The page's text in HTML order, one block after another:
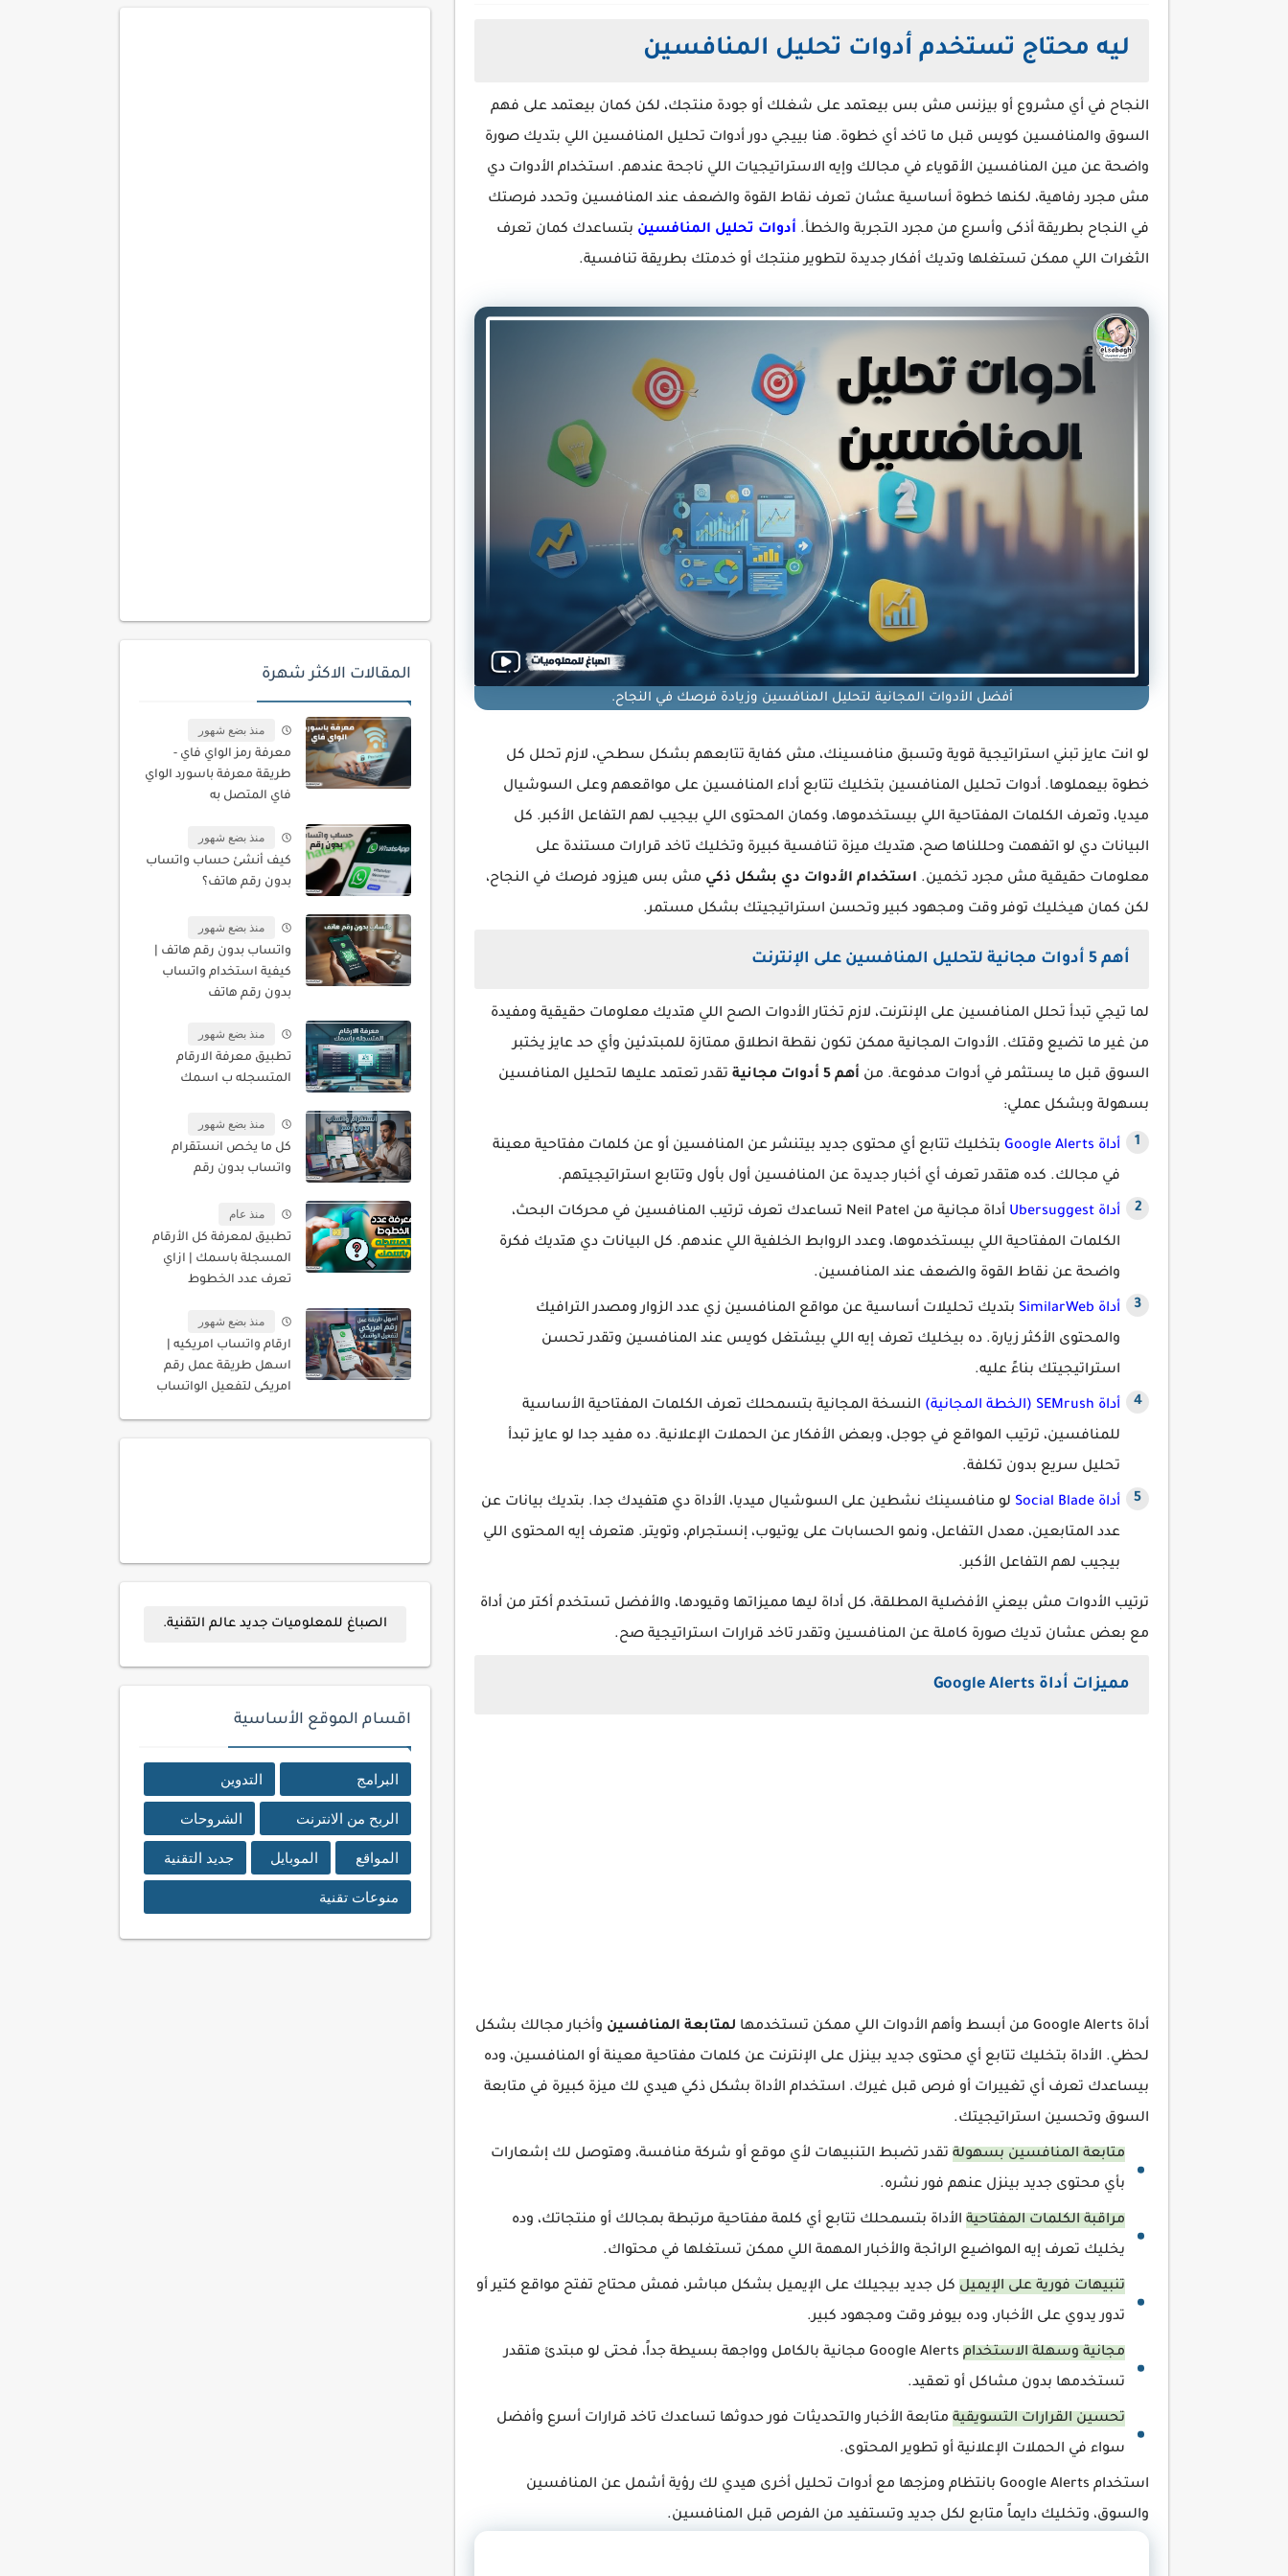
ليه محتاج تستخدم أدوات تحليل المنافسين
النجاح في أي مشروع أو بيزنس مش بس بيعتمد على شغلك أو جودة منتجك، لكن كمان بيعتمد على فهم
السوق والمنافسين كويس قبل ما تاخد أي خطوة. هنا بييجي دور أدوات تحليل المنافسين اللي بتديك صورة
واضحة عن مين المنافسين الأقوياء في مجالك وإيه الاستراتيجيات اللي ناجحة عندهم. استخدام الأدوات دي
مش مجرد رفاهية، لكنها خطوة أساسية عشان تعرف نقاط القوة والضعف عند المنافسين وتحدد فرصتك
في النجاح بطريقة أذكى وأسرع من مجرد التجربة والخطأ. أدوات تحليل المنافسين بتساعدك كمان تعرف
الثغرات اللي ممكن تستغلها وتديك أفكار جديدة لتطوير منتجك أو خدمتك بطريقة تنافسية.
أفضل الأدوات المجانية لتحليل المنافسين وزيادة فرصك في النجاح.
لو انت عايز تبني استراتيجية قوية وتسبق منافسينك، مش كفاية تتابعهم بشكل سطحي، لازم تحلل كل
خطوة بيعملوها. أدوات تحليل المنافسين بتخليك تتابع أداء المنافسين على مواقعهم وعلى السوشيال
ميديا، وتعرف الكلمات المفتاحية اللي بيستخدموها، وكمان المحتوى اللي بيجيب لهم التفاعل الأكبر. كل
البيانات دي لو اتفهمت وحللناها صح، هتديك ميزة تنافسية كبيرة وتخليك تاخد قرارات مستندة على
معلومات حقيقية مش مجرد تخمين. استخدام الأدوات دي بشكل ذكي مش بس هيزود فرصك في النجاح،
لكن كمان هيخليك توفر وقت ومجهود كبير وتحسن استراتيجيتك بشكل مستمر.
أهم 5 أدوات مجانية لتحليل المنافسين على الإنترنت
لما تيجي تبدأ تحلل المنافسين على الإنترنت، لازم تختار الأدوات الصح اللي هتديك معلومات حقيقية ومفيدة
من غير ما تضيع وقتك. الأدوات المجانية ممكن تكون نقطة انطلاق ممتازة للمبتدئين وأي حد عايز يختبر
السوق قبل ما يستثمر في أدوات مدفوعة. من أهم 5 أدوات مجانية
تقدر تعتمد عليها لتحليل المنافسين
بسهولة وبشكل عملي:
أداة Google Alerts
بتخليك تتابع أي محتوى جديد بيتنشر عن المنافسين أو عن كلمات مفتاحية معينة
في مجالك. كده هتقدر تعرف أي أخبار جديدة عن المنافسين أول بأول وتتابع استراتيجيتهم.
أداة Ubersuggest
أداة مجانية من Neil Patel تساعدك تعرف ترتيب المنافسين في محركات البحث،
الكلمات المفتاحية اللي بيستخدموها، وعدد الروابط الخلفية اللي عندهم. كل البيانات دي هتديك فكرة
واضحة عن نقاط القوة والضعف عند المنافسين.
أداة SimilarWeb
بتديك تحليلات أساسية عن مواقع المنافسين زي عدد الزوار ومصدر الترافيك
والمحتوى الأكثر زيارة. ده بيخليك تعرف إيه اللي بيشتغل كويس عند المنافسين وتقدر تحسن
استراتيجيتك بناءً عليه.
أداة SEMrush (الخطة المجانية)
النسخة المجانية بتسمحلك تعرف الكلمات المفتاحية الأساسية
للمنافسين، ترتيب المواقع في جوجل، وبعض الأفكار عن الحملات الإعلانية. ده مفيد جدا لو عايز تبدأ
تحليل سريع بدون تكلفة.
أداة Social Blade
لو منافسينك نشطين على السوشيال ميديا، الأداة دي هتفيدك جدا. بتديك بيانات عن
عدد المتابعين، معدل التفاعل، ونمو الحسابات على يوتيوب، إنستجرام، وتويتر. هتعرف إيه المحتوى اللي
بيجيب لهم التفاعل الأكبر.
ترتيب الأدوات مش بيعني الأفضلية المطلقة، كل أداة ليها مميزاتها وقيودها، والأفضل تستخدم أكتر من أداة
مع بعض عشان تديك صورة كاملة عن المنافسين وتقدر تاخد قرارات استراتيجية صح.
مميزات أداة Google Alerts
أداة Google Alerts من أبسط وأهم الأدوات اللي ممكن تستخدمها لمتابعة المنافسين وأخبار مجالك بشكل
لحظي. الأداة بتخليك تتابع أي محتوى جديد بينزل على الإنترنت عن كلمات مفتاحية معينة أو المنافسين، وده
بيساعدك تعرف أي تغييرات أو فرص قبل غيرك. استخدام الأداة بشكل ذكي هيدي لك ميزة كبيرة في متابعة
السوق وتحسين استراتيجيتك.
متابعة المنافسين بسهولة تقدر تضبط التنبيهات لأي موقع أو شركة منافسة، وهتوصل لك إشعارات
بأي محتوى جديد بينزل عنهم فور نشره.
مراقبة الكلمات المفتاحية الأداة بتسمحلك تتابع أي كلمة مفتاحية مرتبطة بمجالك أو منتجاتك، وده
يخليك تعرف إيه المواضيع الرائجة والأخبار المهمة اللي ممكن تستغلها في محتواك.
تنبيهات فورية على الإيميل كل جديد بيجيلك على الإيميل بشكل مباشر، فمش محتاج تفتح مواقع كتير أو
تدور يدوي على الأخبار، وده بيوفر وقت ومجهود كبير.
مجانية وسهلة الاستخدام
Google Alerts مجانية بالكامل وواجهة بسيطة جداً، فحتى لو مبتدئ هتقدر
تستخدمها بدون مشاكل أو تعقيد.
تحسين القرارات التسويقية متابعة الأخبار والتحديثات فور حدوثها تساعدك تاخد قرارات أسرع وأفضل
سواء في الحملات الإعلانية أو تطوير المحتوى.
استخدام Google Alerts بانتظام ومزجها مع أدوات تحليل أخرى هيدي لك رؤية أشمل عن المنافسين
والسوق، وتخليك دايماً متابع لكل جديد وتستفيد من الفرص قبل المنافسين.
المقالات الاكثر شهرة
منذ بضع شهور
معرفة رمز الواي فاي -
طريقة معرفة باسورد الواي
فاي المتصل به
منذ بضع شهور
كيف أنشئ حساب واتساب
بدون رقم هاتف؟
منذ بضع شهور
واتساب بدون رقم هاتف |
كيفية استخدام واتساب
بدون رقم هاتف
منذ بضع شهور
تطبيق معرفة الارقام
المتسجله ب اسمك
منذ بضع شهور
كل ما يخص انستقرام
واتساب بدون رقم
منذ عام
تطبيق لمعرفة كل الأرقام
المسجلة باسمك | ازاي
تعرف عدد الخطوط
منذ بضع شهور
ارقام واتساب امريكيه |
اسهل طريقة عمل رقم
امريكى لتفعيل الواتساب
الصباغ للمعلوميات جديد عالم التقنية.
اقسام الموقع الأساسية
البرامج التدوين
الربح من الانترنت الشروحات
المواقع الموبايل جديد التقنية
منوعات تقنية